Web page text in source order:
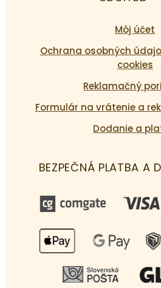
Môj účet
Ochrana osobných
cookies
Reklamačný
Formulár na vrátenie a
Dodanie a
BEZPEČNÁ PLATBA A